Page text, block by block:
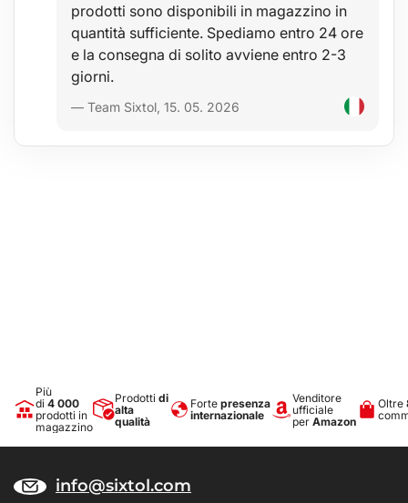
prodotti sono disponibili in magazzino in
quantità sufficiente. Spediamo entro 24 ore
e la consegna di solito avviene entro 2-3
giorni.
— Team Sixtol, 15. 05. 2026
Più
di 4 000
prodotti in
magazzino
Prodotti di
alta
qualità
Forte presenza
internazionale
Venditore
ufficiale
per Amazon
Oltre
info@sixtol.com